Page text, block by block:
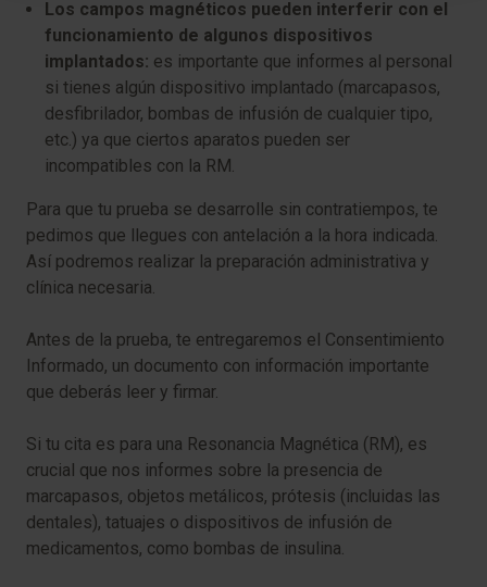
Los campos magnéticos pueden interferir con el
funcionamiento de algunos dispositivos
implantados: es importante que informes al personal
si tienes algún dispositivo implantado (marcapasos,
desfibrilador, bombas de infusión de cualquier tipo,
etc.) ya que ciertos aparatos pueden ser
incompatibles con la RM.
Para que tu prueba se desarrolle sin contratiempos, te
pedimos que llegues con antelación a la hora indicada.
Así podremos realizar la preparación administrativa y
clínica necesaria.
Antes de la prueba, te entregaremos el Consentimiento
Informado, un documento con información importante
que deberás leer y firmar.
Si tu cita es para una Resonancia Magnética (RM), es
crucial que nos informes sobre la presencia de
marcapasos, objetos metálicos, prótesis (incluidas las
dentales), tatuajes o dispositivos de infusión de
medicamentos, como bombas de insulina.